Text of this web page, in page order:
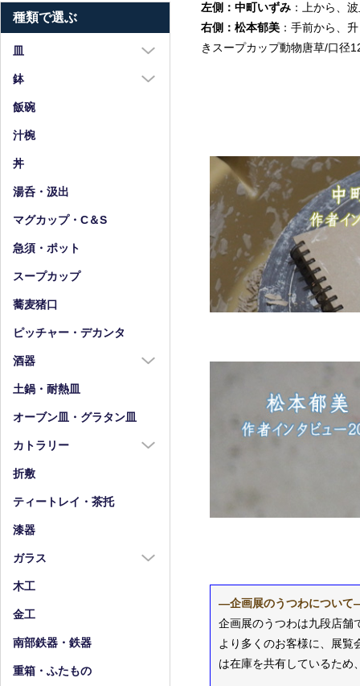
左側：中町いずみ ：上から、
右側：松本郁美 ：手前から、
きスープカップ動物唐草/口径
―企画展のうつわについ
企画展のうつわは九段店舗
より多くのお客様に、展覧
は在庫を共有しているため
種類で選ぶ
皿
大皿（8寸以上）
中皿（5～7寸）
小皿（4寸以下）
鉢
大鉢（8寸以上）
中鉢（5～7寸）
飯碗
汁椀
丼
湯呑・汲出
マグカップ・C＆S
急須・ポット
スープカップ
蕎麦猪口
ピッチャー・デカンタ
酒器
酒器全商品
徳利
土鍋・耐熱皿
オーブン皿・グラタン皿
カトラリー
カトラリー全商品
箸
箸置
折敷
ティートレイ・茶托
漆器
ガラス
ガラス全商品
グラス
ガラス皿
木工
金工
南部鉄器・鉄器
重箱・ふたもの